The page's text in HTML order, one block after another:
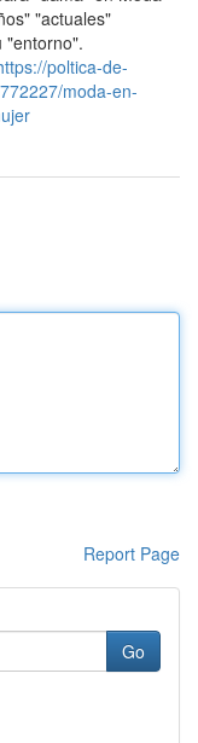
"actuales"
"entorno".
poltica-de-
moda-en-
Report Page
Go